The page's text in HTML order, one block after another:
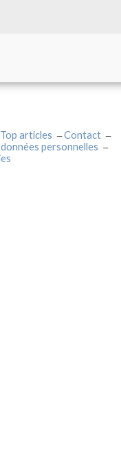
Top articles
Contact
personnelles